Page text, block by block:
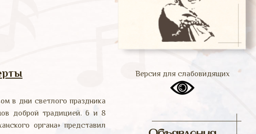
в дни светлого праздника
доброй традицией. 6 и 8
органа» представил
Версия для слабовидящих